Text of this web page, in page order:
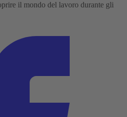
il mondo del lavoro durante gli